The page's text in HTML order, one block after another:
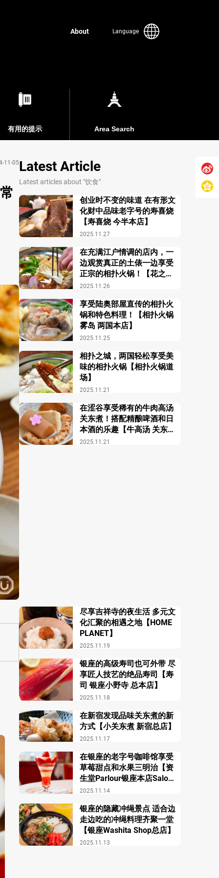
About Language
有用的提示 Area Search
11-05Latest Article
Latest articles about "饮食"
2025.11.27
创业时不变的味道 在有形文
化财中品味老字号的寿喜烧
【寿喜烧 今半本店】
2025.11.26
在充满江户情调的店内，一
边观赏真正的土俵一边享受
正宗的相扑火锅！【花之舞
江户东京博物馆前店】
2025.11.25
享受陆奥部屋直传的相扑火
锅和特色料理！【相扑火锅
雾岛 两国本店】
2025.11.21
相扑之城，两国轻松享受美
味的相扑火锅【相扑火锅道
场】
2025.11.21
在涩谷享受稀有的牛肉高汤
关东煮！搭配精酿啤酒和日
本酒的乐趣【牛高汤 关东煮
酒馆 COZAKURA】
2025.11.19
尽享吉祥寺的夜生活 多元文
化汇聚的相遇之地【HOME
PLANET】
2025.11.18
银座的高级寿司也可外带 尽
享匠人技艺的绝品寿司【寿
司 银座小野寺 总本店】
2025.11.17
在新宿发现品味关东煮的新
方式【小关东煮 新宿总店】
2025.11.14
在银座的老字号咖啡馆享受
草莓甜点和水果三明治【资
生堂Parlour银座本店Salon
de Café】
2025.11.13
银座的隐藏冲绳景点 适合边
走边吃的冲绳料理齐聚一堂
【银座Washita Shop总店】